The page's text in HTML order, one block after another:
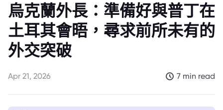
烏克蘭外長：準備好與普丁在
土耳其會晤，尋求前所未有的
外交突破
Apr 21, 2026 7 min read